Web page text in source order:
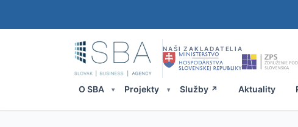
NAŠI ZAKLADATELIA
O SBA Projekty Služby Aktuality